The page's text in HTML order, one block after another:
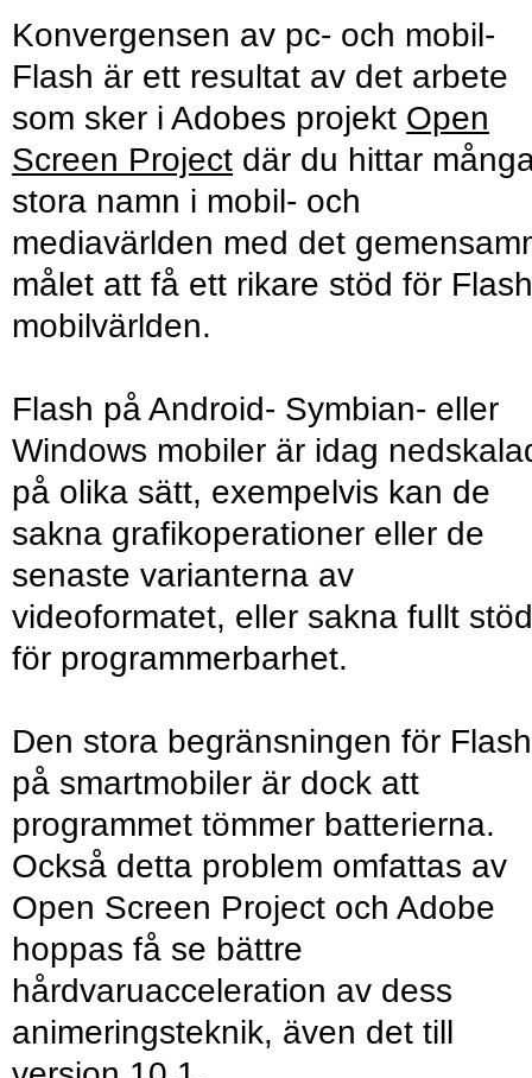
Konvergensen av pc- och mobil-
Flash är ett resultat av det arbete
som sker i Adobes projekt Open
Screen Project där du hittar
stora namn i mobil- och
mediavärlden med det
målet att få ett rikare stöd för
mobilvärlden.
Flash på Android- Symbian- eller
Windows mobiler är idag
på olika sätt, exempelvis kan de
sakna grafikoperationer eller de
senaste varianterna av
videoformatet, eller sakna fullt stöd
för programmerbarhet.
Den stora begränsningen för Flash
på smartmobiler är dock att
programmet tömmer batterierna.
Också detta problem omfattas av
Open Screen Project och Adobe
hoppas få se bättre
hårdvaruacceleration av dess
animeringsteknik, även det till